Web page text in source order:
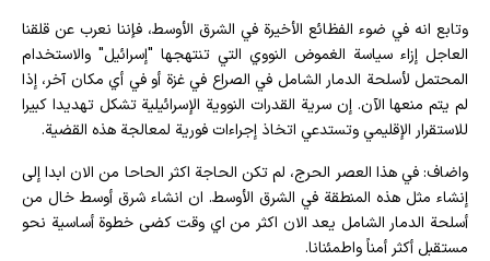
وتابع انه في ضوء الفظائع الأخيرة في الشرق الأوسط، فإننا نعرب عن قلقنا
العاجل إزاء سياسة الغموض النووي التي تنتهجها "إسرائيل" والاستخدام
المحتمل لأسلحة الدمار الشامل في الصراع في غزة أو في أي مكان آخر، إذا
لم يتم منعها الآن. إن سرية القدرات النووية الإسرائيلية تشكل تهديدا كبيرا
للاستقرار الإقليمي وتستدعي اتخاذ إجراءات فورية لمعالجة هذه القضية.
واضاف: في هذا العصر الحرج، لم تكن الحاجة اكثر الحاحا من الان ابدا إلى
إنشاء مثل هذه المنطقة في الشرق الأوسط. ان انشاء شرق أوسط خال من
أسلحة الدمار الشامل يعد الان اكثر من اي وقت كضى خطوة أساسية نحو
مستقبل أكثر أمناً واطمئنانا.